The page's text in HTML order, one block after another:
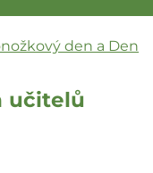
den a Den
učitelů